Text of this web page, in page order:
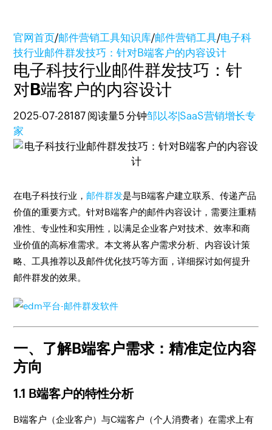
官网首页/邮件营销工具知识库/邮件营销工具/电子科
技行业邮件群发技巧：针对B端客户的内容设计
电子科技行业邮件群发技巧：针
对B端客户的内容设计
2025-07-28187 阅读量5 分钟邹以岑|SaaS营销增长专
家
在电子科技行业， 邮件群发是与B端客户建立联系、传递产品
价值的重要方式。针对B端客户的邮件内容设计，需要注重精
准性、专业性和实用性，以满足企业客户对技术、效率和商
业价值的高标准需求。本文将从客户需求分析、内容设计策
略、工具推荐以及邮件优化技巧等方面，详细探讨如何提升
邮件群发的效果。
一、了解B端客户需求：精准定位内容
方向
1.1 B端客户的特性分析
B端客户（企业客户）与C端客户（个人消费者）在需求上有